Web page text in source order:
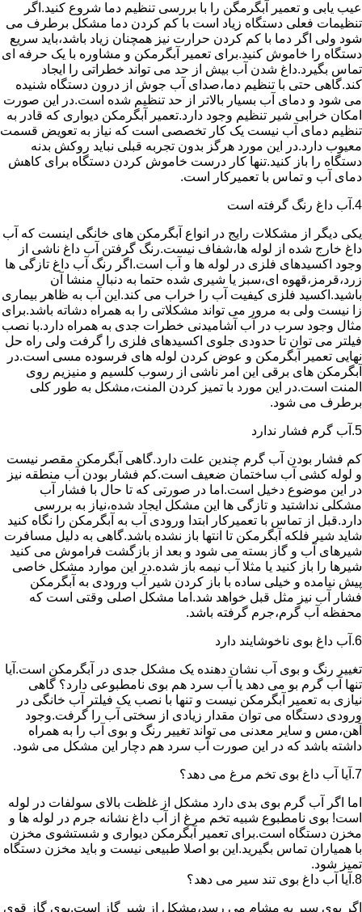
عیب یابی و تعمیر آبگرمگن را با بررسی تنظیم دما شروع کنید.اگر
تنظیمات فعلی دستگاه زیاد است با کم کردن دما مشکل برطرف می
شود ولی اگر دما با کم کردن حرارت نیز همچنان زیاد باشد،باید سریع
دستگاه را خاموش کنید.برای تعمیر آبگرمکن و مشاوره با یک حرفه ای
تماس بگیرد.داغ شدن آب بیش از حد می تواند خطراتی را ایجاد
کند.گاهی حتی با تنظیم دما،صدای آب جوش از درون دستگاه شنیده
می شود و دمای آب بسیار بالاتر از حد تنظیم شده است.در این صورت
امکان خرابی شیر تنظیم وجود دارد.تعمیر آبگرمکن دیواری که قادر به
تنظیم دمای آب نیست یک کار تخصصی است که نیاز به تعویض قسمت
معیوب دارد.در این مورد هرگز بدون تجربه قبلی نباید روکش بدنه
دستگاه را باز کنید.تنها کار درست خاموش کردن دستگاه برای کاهش
دمای آب و تماس با تعمیرکار است.
4.آب داغ رنگ گرفته است
یکی دیگر از مشکلات رایج در انواع آبگرمکن های خانگی اینست که آب
داغ خارج شده از لوله ها،شفاف نیست.رنگ گرفتن آب داغ ناشی از
وجود اکسیدهای فلزی در لوله ها و آب است.اگر رنگ آب داغ تازگی ها
زرد،قرمز،قهوه ای،سبز یا شیری شده حتما به دنبال منشا آن
باشید.اکسید فلزی کیفیت آب را خراب می کند.این آب به ظاهر بیماری
زا نیست ولی به مرور می تواند مشکلاتی را به همراه دشاته باشد.برای
مثال وجود سرب در آب آشامیدنی خطرات جدی به همراه دارد.با نصب
فیلتر می توان تا حدودی جلوی اکسیدهای فلزی را گرفت ولی راه حل
نهایی تعمیر آبگرمکن و عوض کردن لوله های فرسوده مسی است.در
آبگرمکن های برقی این امر ناشی از رسوب کلسیم و منیزیم روی
المنت است.در این مورد با تمیز کردن المنت،مشکل به طور کلی
برطرف می شود.
5.آب گرم فشار ندارد
کم فشار بودن آب گرم چندین علت دارد.گاهی آبگرمکن مقصر نیست
و لوله کشی آب ساختمان ضعیف است.کم فشار بودن آب منطقه نیز
در این موضوع دخیل است.اما در صورتی که تا حال با فشار آب
مشکلی نداشتید و تازگی ها این مشکل ایجاد شده،نیاز به بررسی
دارد.قبل از تماس با تعمیرکار ابتدا ورودی آب به آبگرمکن را نگاه کنید
شاید شیر فلکه آبگرمکن تا انتها باز نشده باشد.گاهی به دلیل مسافرت
شیرهای آب و گاز بسته می شود و بعد از بازگشت فراموش می کنید
شیرها را باز کنید یا مثلا آب نیمه باز شده.در این موارد مشکل خاصی
پیش نیامده و خیلی ساده با باز کردن شیر آب ورودی به آبگرمکن
فشار آب نیز مثل قبل خواهد شد.اما مشکل اصلی وقتی است که
محفظه آب گرم،جرم گرفته باشد.
6.آب داغ بوی ناخوشایند دارد
تغییر رنگ و بوی آب نشان دهنده یک مشکل جدی در آبگرمکن است.آیا
تنها آب گرم بو می دهد یا آب سرد هم بوی نامطبوعی دارد؟ گاهی
نیازی به تعمیر آبگرمکن نیست و تنها با نصب یک فیلتر آب خانگی در
ورودی دستگاه می توان مقدار زیادی از سختی آب را گرفت.وجود
آهن،مس و سایر معدنی می تواند تغییر رنگ و بوی آب را به همراه
داشته باشد که در این صورت آب سرد هم دچار این مشکل می شود.
7.آیا آب داغ بوی تخم مرغ می دهد؟
اما اگر آب گرم بوی بدی دارد مشکل از غلظت بالای سولفات در لوله
است! بوی نامطبوع شبیه تخم مرغ از آب داغ نشانه جرم در لوله ها و
مخزن دستگاه است.برای تعمیر آبگرمکن دیواری و شستشوی مخزن
با همیاران تماس بگیرید.این بو اصلا طبیعی نیست و باید مخزن دستگاه
تمیز شود.
8.آیا آب داغ بوی تند سیر می دهد؟
اگر بوی سیر به مشام می رسد،مشکل از شیر گاز است.بوی گاز قوی